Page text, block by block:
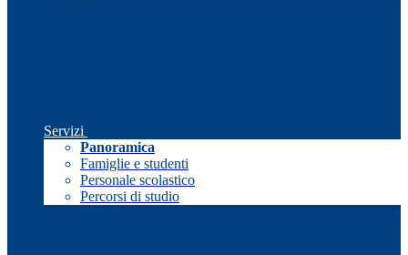
Servizi
Panoramica
Famiglie e studenti
Personale scolastico
Percorsi di studio